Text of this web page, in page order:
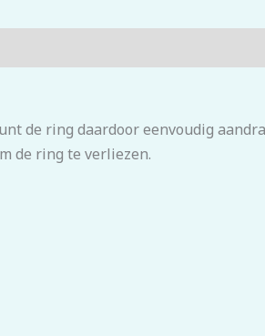
de ring daardoor eenvoudig
de ring te verliezen.